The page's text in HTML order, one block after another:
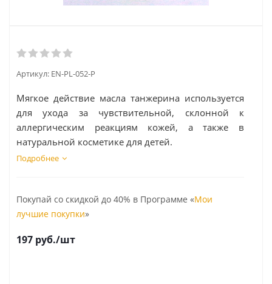
Артикул: EN-PL-052-P
Мягкое действие масла танжерина используется
для ухода за чувствительной, склонной к
аллергическим реакциям кожей, а также в
натуральной косметике для детей.
Подробнее
Покупай со скидкой до 40% в Программе «Мои
лучшие покупки»
197 руб./шт